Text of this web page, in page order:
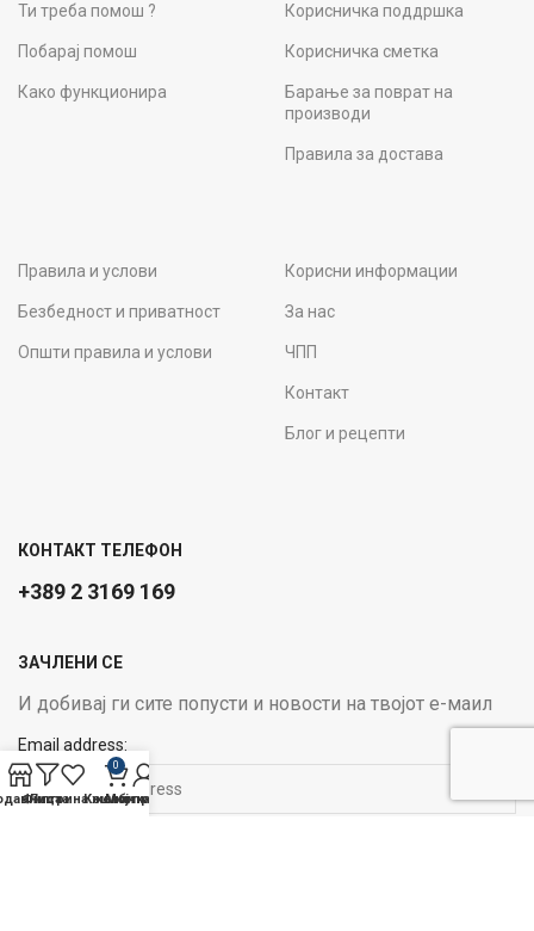
Ти треба помош ?
Побарај помош
Како функционира
Корисничка поддршка
Корисничка сметка
Барање за поврат на
производи
Правила за достава
Правила и услови
Безбедност и приватност
Општи правила и услови
Корисни информации
За нас
ЧПП
Контакт
Блог и рецепти
КОНТАКТ ТЕЛЕФОН
+389 2 3169 169
ЗАЧЛЕНИ СЕ
И добивај ги сите попусти и новости на твојот е-маил
Email address:
Филтри
Листа на желби
0
Кошничка
Мој профил